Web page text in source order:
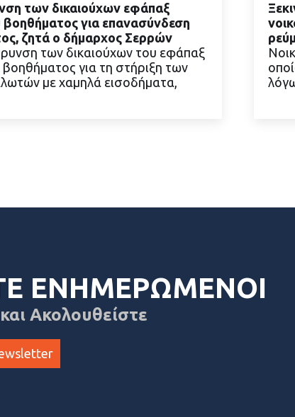
ΔΙΑΒΑΣΤΕ ΠΕΡΙΣΣΟΤΕΡΑ
των δικαιούχων εφάπαξ
βοηθήματος για επανασύνδεση
ζητά ο δήμαρχος Σερρών
των δικαιούχων του εφάπαξ
βοηθήματος για τη στήριξη των
με χαμηλά εισοδήματα,
ΕΝΗΜΕΡΩΜΕΝΟΙ
Ακολουθείστε